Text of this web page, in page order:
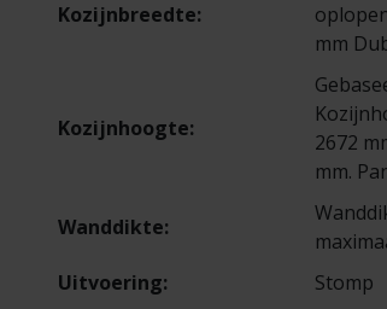
Kozijnbreedte:
mm
Kozijnhoogte:
2672
mm.
Wanddikte:
Uitvoering:
Stomp